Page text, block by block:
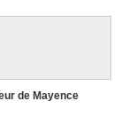
de Mayence